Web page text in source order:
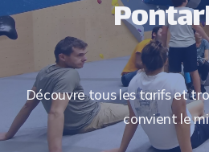
Découvre tous les tarifs et
convient le